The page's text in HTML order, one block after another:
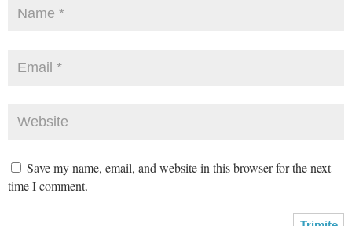
Save my name, email, and website in this browser for the next
time I comment.